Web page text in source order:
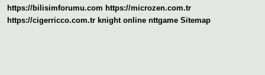
https://bilisimforumu.com https://microzen.com.tr
https://cigerricco.com.tr knight online nttgame Sitemap